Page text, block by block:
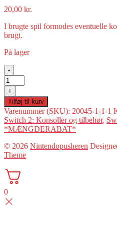
20,00 kr.
I brugte spil formodes eventuelle
brugt.
På lager
-
Originalt
Switch
2
Cover
TOMT
COVER
antal
+
Tilføj til kurv
Varenummer (SKU): 20045-1-1-1
Switch 2: Konsoller og tilbehør,
*MÆNGDERABAT*
© 2026 Nintendopusheren
Theme
0